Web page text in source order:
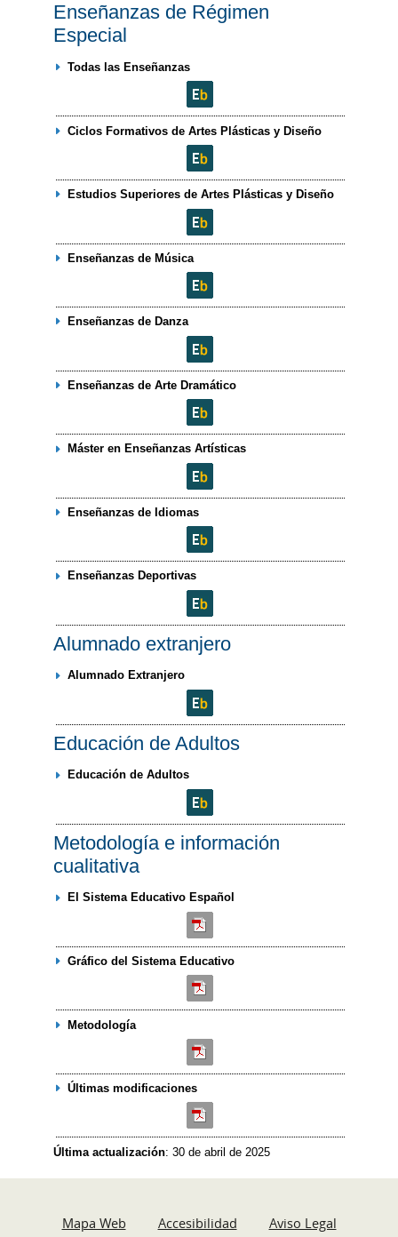
Enseñanzas de Régimen
Especial
Todas las Enseñanzas
Ciclos Formativos de Artes Plásticas y Diseño
Estudios Superiores de Artes Plásticas y Diseño
Enseñanzas de Música
Enseñanzas de Danza
Enseñanzas de Arte Dramático
Máster en Enseñanzas Artísticas
Enseñanzas de Idiomas
Enseñanzas Deportivas
Alumnado extranjero
Alumnado Extranjero
Educación de Adultos
Educación de Adultos
Metodología e información
cualitativa
El Sistema Educativo Español
Gráfico del Sistema Educativo
Metodología
Últimas modificaciones
Última actualización: 30 de abril de 2025
Mapa Web Accesibilidad Aviso Legal